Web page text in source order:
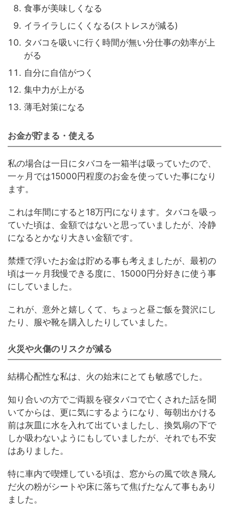
食事が美味しくなる
イライラしにくくなる(ストレスが減る)
タバコを吸いに行く時間が無い分仕事の効率が上
がる
自分に自信がつく
集中力が上がる
薄毛対策になる
お金が貯まる・使える
私の場合は一日にタバコを一箱半は吸っていたので、
一ヶ月では15000円程度のお金を使っていた事になり
ます。
これは年間にすると18万円になります。タバコを吸っ
ていた頃は、金額ではないと思っていましたが、冷静
になるとかなり大きい金額です。
禁煙で浮いたお金は貯める事も考えましたが、最初の
頃は一ヶ月我慢できる度に、15000円分好きに使う事
にしていました。
これが、意外と嬉しくて、ちょっと昼ご飯を贅沢にし
たり、服や靴を購入したりしていました。
火災や火傷のリスクが減る
結構心配性な私は、火の始末にとても敏感でした。
知り合いの方でご両親を寝タバコで亡くされた話を聞
いてからは、更に気にするようになり、毎朝出かける
前は灰皿に水を入れて出ていましたし、換気扇の下で
しか吸わないようにもしていましたが、それでも不安
はありました。
特に車内で喫煙している頃は、窓からの風で吹き飛ん
だ火の粉がシートや床に落ちて焦げたなんて事もあり
ました。